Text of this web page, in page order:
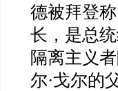
德被拜登
长，是总
隔离主义
尔·戈尔的